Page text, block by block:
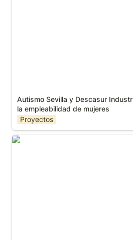
Autismo Sevilla y Descasur
la empleabilidad de mujeres
Proyectos
Formación para Clubes